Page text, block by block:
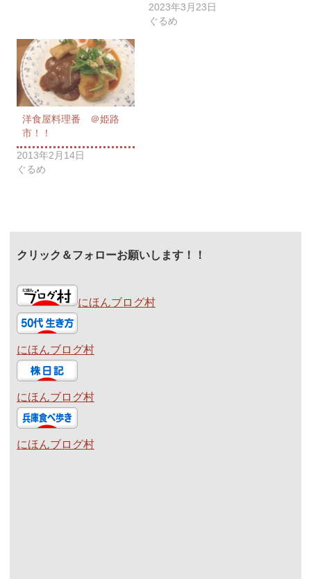
2023年3月23日
ぐるめ
洋食屋料理番 ＠姫路
市！！
2013年2月14日
ぐるめ
クリック＆フォローお願いします！！
にほんブログ村
にほんブログ村
にほんブログ村
にほんブログ村